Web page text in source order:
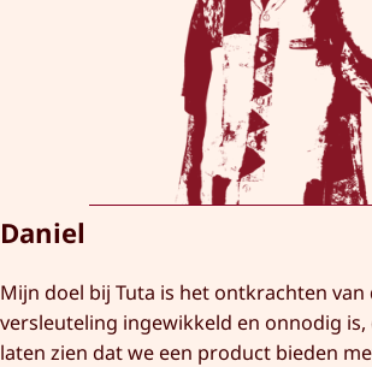
Daniel
Mijn doel bij Tuta is het ontkrachten
versleuteling ingewikkeld en onnodig
laten zien dat we een product bieden